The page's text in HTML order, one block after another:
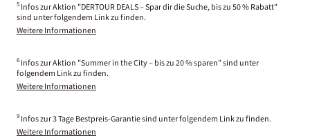
5 Infos zur Aktion "DERTOUR DEALS – Spar dir die Suche, bis zu 50 % Rabatt"
sind unter folgendem Link zu finden.
Weitere Informationen
6 Infos zur Aktion "Summer in the City – bis zu 20 % sparen" sind unter
folgendem Link zu finden.
Weitere Informationen
9 Infos zur 3 Tage Bestpreis-Garantie sind unter folgendem Link zu finden.
Weitere Informationen